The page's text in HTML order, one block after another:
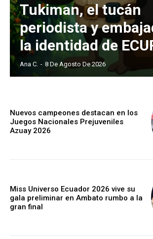
Tukiman, el tucán
periodista y
la identidad de
Ana C. - 8 De Agosto De 2026
Nuevos campeones destacan en los
Juegos Nacionales Prejuveniles
Azuay 2026
Miss Universo Ecuador 2026 vive su
gala preliminar en Ambato rumbo a la
gran final